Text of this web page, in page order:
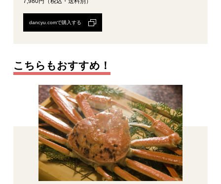
dancyu.comで購入する
こちらもおすすめ！